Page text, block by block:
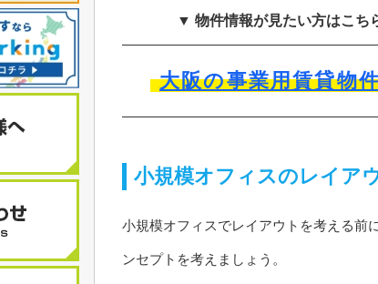
▼ 物件情報が見たい方はこち
大阪の事業用賃貸物
小規模オフィスのレイア
小規模オフィスでレイアウトを考える前
ンセプトを考えましょう。